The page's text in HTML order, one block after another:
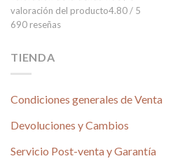
valoración del producto4.80 / 5
690 reseñas
TIENDA
Condiciones generales de Venta
Devoluciones y Cambios
Servicio Post-venta y Garantía